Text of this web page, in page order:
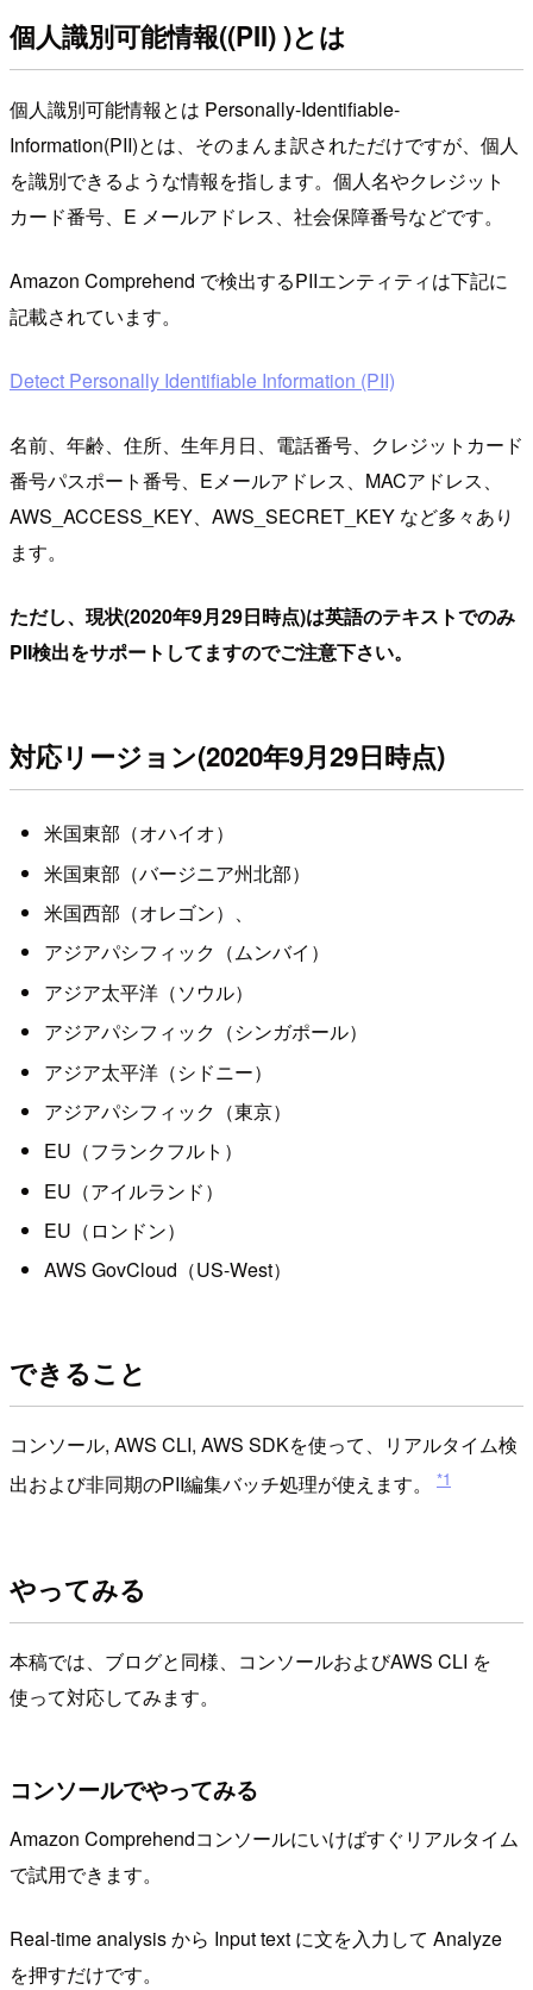
個人識別可能情報((PII) )とは
個人識別可能情報とは Personally-Identifiable-
Information(PII)とは、そのまんま訳されただけですが、個人
を識別できるような情報を指します。個人名やクレジット
カード番号、E メールアドレス、社会保障番号などです。
Amazon Comprehend で検出するPIIエンティティは下記に
記載されています。
Detect Personally Identifiable Information (PII)
名前、年齢、住所、生年月日、電話番号、クレジットカード
番号パスポート番号、Eメールアドレス、MACアドレス、
AWS_ACCESS_KEY、AWS_SECRET_KEY など多々あり
ます。
ただし、現状(2020年9月29日時点)は英語のテキストでのみ
PII検出をサポートしてますのでご注意下さい。
対応リージョン(2020年9月29日時点)
米国東部（オハイオ）
米国東部（バージニア州北部）
米国西部（オレゴン）、
アジアパシフィック（ムンバイ）
アジア太平洋（ソウル）
アジアパシフィック（シンガポール）
アジア太平洋（シドニー）
アジアパシフィック（東京）
EU（フランクフルト）
EU（アイルランド）
EU（ロンドン）
AWS GovCloud（US-West）
できること
コンソール, AWS CLI, AWS SDKを使って、リアルタイム検
出および非同期のPII編集バッチ処理が使えます。
*1
やってみる
本稿では、ブログと同様、コンソールおよびAWS CLI を
使って対応してみます。
コンソールでやってみる
Amazon Comprehendコンソールにいけばすぐリアルタイム
で試用できます。
Real-time analysis から Input text に文を入力して Analyze
を押すだけです。